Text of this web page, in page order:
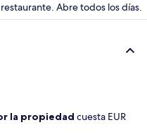
Abre todos los días.
la propiedad cuesta EUR